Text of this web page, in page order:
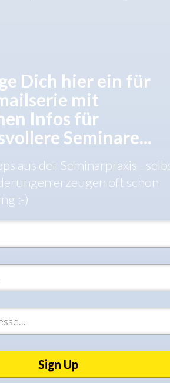
Dich hier ein für
mit
Infos für
Seminare...
aus der Seminarpraxis -
erzeugen oft schon
:-)
Sign Up